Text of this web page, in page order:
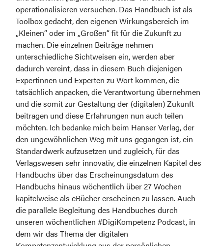
operationalisieren versuchen. Das Handbuch ist als
Toolbox gedacht, den eigenen Wirkungsbereich im
„Kleinen“ oder im „Großen“ fit für die Zukunft zu
machen. Die einzelnen Beiträge nehmen
unterschiedliche Sichtweisen ein, werden aber
dadurch vereint, dass in diesem Buch diejenigen
Expertinnen und Experten zu Wort kommen, die
tatsächlich anpacken, die Verantwortung übernehmen
und die somit zur Gestaltung der (digitalen) Zukunft
beitragen und diese Erfahrungen nun auch teilen
möchten. Ich bedanke mich beim Hanser Verlag, der
den ungewöhnlichen Weg mit uns gegangen ist, ein
Standardwerk aufzusetzen und zugleich, für das
Verlagswesen sehr innovativ, die einzelnen Kapitel des
Handbuchs über das Erscheinungsdatum des
Handbuchs hinaus wöchentlich über 27 Wochen
kapitelweise als eBücher erscheinen zu lassen. Auch
die parallele Begleitung des Handbuches durch
unseren wöchentlichen #DigiKompetenz Podcast, in
dem wir das Thema der digitalen